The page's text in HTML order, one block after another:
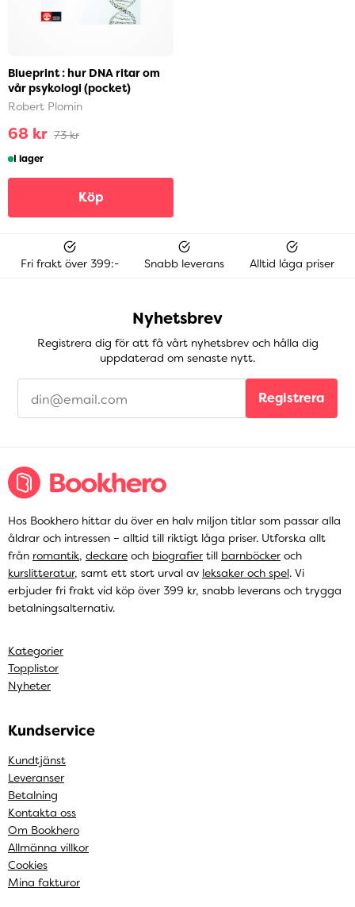
Blueprint : hur DNA ritar om
vår psykologi (pocket)
Robert Plomin
68 kr 73 kr
I lager
Köp
Fri frakt över 399:- Snabb leverans Alltid låga priser
Nyhetsbrev
Registrera dig för att få vårt nyhetsbrev och hålla dig
uppdaterad om senaste nytt.
Registrera
Hos Bookhero hittar du över en halv miljon titlar som passar alla
åldrar och intressen – alltid till riktigt låga priser. Utforska allt
från romantik, deckare och biografier till barnböcker och
kurslitteratur, samt ett stort urval av leksaker och spel. Vi
erbjuder fri frakt vid köp över 399 kr, snabb leverans och trygga
betalningsalternativ.
Kategorier
Topplistor
Nyheter
Kundservice
Kundtjänst
Leveranser
Betalning
Kontakta oss
Om Bookhero
Allmänna villkor
Cookies
Mina fakturor